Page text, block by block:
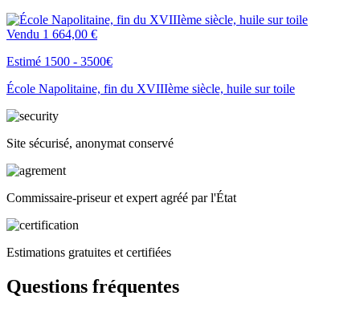
Vendu 1 664,00 €
Estimé 1500 - 3500€
École Napolitaine, fin du XVIIIème siècle, huile sur toile
Site sécurisé, anonymat conservé
Commissaire-priseur et expert agréé par l'État
Estimations gratuites et certifiées
Questions fréquentes